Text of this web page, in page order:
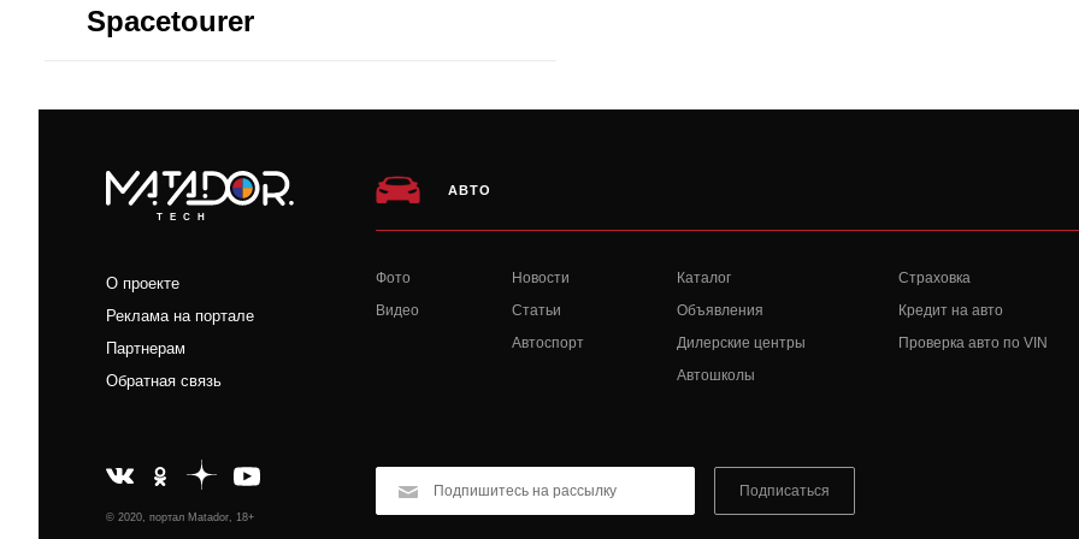
Spacetourer
TECH
О проекте
Реклама на портале
Партнерам
Обратная связь
АВТО
Фото
Видео
Новости
Статьи
Автоспорт
Каталог
Объявления
Дилерские центры
Автошколы
Страховка
Кредит на авто
Проверка авто по VIN
© 2020, портал Matador, 18+
Подписаться